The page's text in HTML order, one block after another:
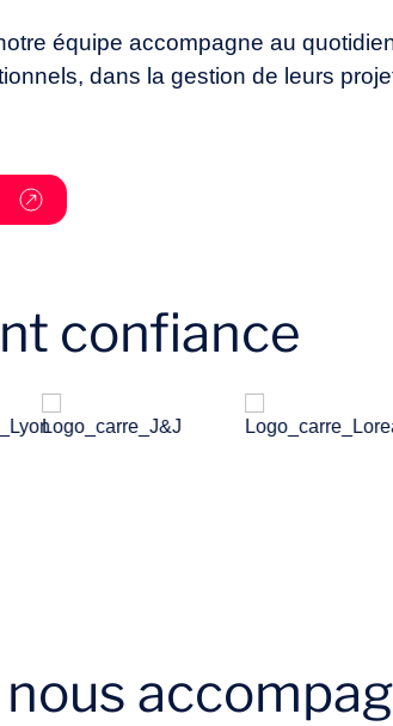
équipe accompagne au
dans la gestion de leurs
confiance